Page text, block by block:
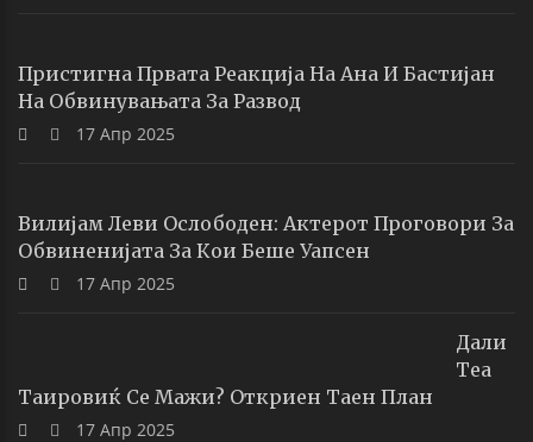
Пристигна Првата Реакција На Ана И Бастијан
На Обвинувањата За Развод
17 Апр 2025
Вилијам Леви Ослободен: Актерот Проговори За
Обвиненијата За Кои Беше Уапсен
17 Апр 2025
Дали
Теа
Таировиќ Се Мажи? Откриен Таен План
17 Апр 2025